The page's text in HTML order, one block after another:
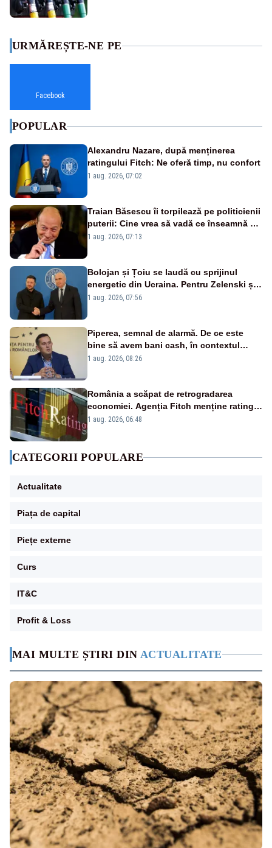
MAI MULTE ȘTIRI DIN ACTUALITATE
URMĂREȘTE-NE PE
Facebook
POPULAR
Alexandru Nazare, după menținerea
ratingului Fitch: Ne oferă timp, nu confort
1 aug. 2026, 07:02
Traian Băsescu îi torpilează pe politicienii
puterii: Cine vrea să vadă ce înseamnă să
fii prost, se uită la România
1 aug. 2026, 07:13
Bolojan și Țoiu se laudă cu sprijinul
energetic din Ucraina. Pentru Zelenski și
înalții oficiali de la Kiev, subiectul nu
1 aug. 2026, 07:56
Piperea, semnal de alarmă. De ce este
bine să avem bani cash, în contextul
alertei energetice?
1 aug. 2026, 08:26
România a scăpat de retrogradarea
economiei. Agenția Fitch menține ratingul
„BBB-” cu perspectivă negativă
1 aug. 2026, 06:48
CATEGORII POPULARE
Actualitate
Piața de capital
Piețe externe
Curs
IT&C
Profit & Loss